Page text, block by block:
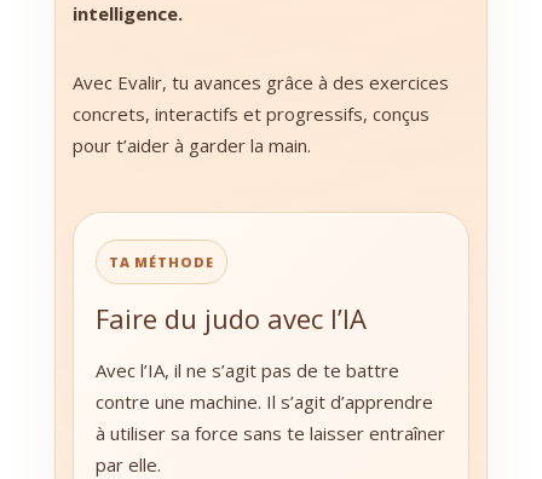
intelligence.
Avec Evalir, tu avances grâce à des exercices
concrets, interactifs et progressifs, conçus
pour t’aider à garder la main.
TA MÉTHODE
Faire du judo avec l’IA
Avec l’IA, il ne s’agit pas de te battre
contre une machine. Il s’agit d’apprendre
à utiliser sa force sans te laisser entraîner
par elle.